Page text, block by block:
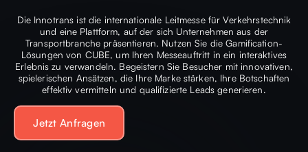
Die Innotrans ist die internationale Leitmesse für Verkehrstechnik
und eine Plattform, auf der sich Unternehmen aus der
Transportbranche präsentieren. Nutzen Sie die Gamification-
Lösungen von CUBE, um Ihren Messeauftritt in ein interaktives
Erlebnis zu verwandeln. Begeistern Sie Besucher mit innovativen,
spielerischen Ansätzen, die Ihre Marke stärken, Ihre Botschaften
effektiv vermitteln und qualifizierte Leads generieren.
Jetzt Anfragen